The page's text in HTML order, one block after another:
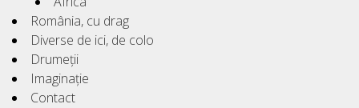
România, cu drag
Diverse de ici, de colo
Drumeții
Imaginație
Contact